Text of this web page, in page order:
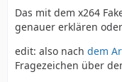
Das mit dem x264
genauer erklären
edit: also nach dem
Fragezeichen über